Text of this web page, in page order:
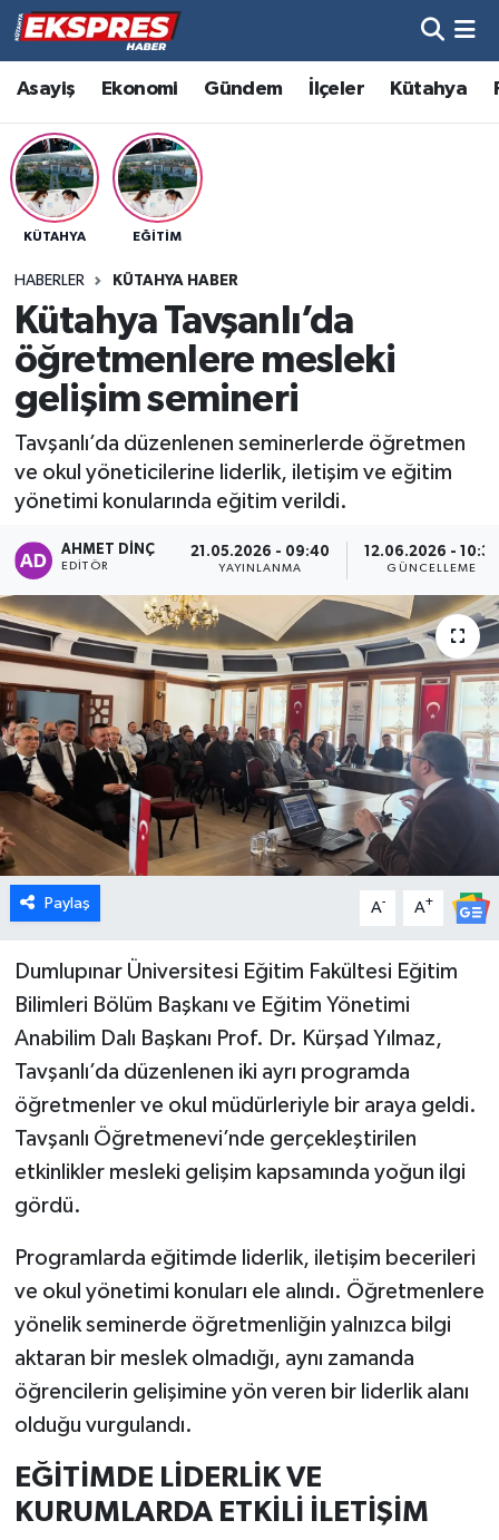
Asayiş Ekonomi Gündem İlçeler Kütahya
KÜTAHYA EĞITIM
HABERLER KÜTAHYA HABER
Kütahya Tavşanlı’da
öğretmenlere mesleki
gelişim semineri
Tavşanlı’da düzenlenen seminerlerde öğretmen
ve okul yöneticilerine liderlik, iletişim ve eğitim
yönetimi konularında eğitim verildi.
AHMET DINÇ
EDITÖR
21.05.2026 - 09:40
YAYINLANMA
12.06.2026 - 10:32
GÜNCELLEME
Paylaş A- A+
Dumlupınar Üniversitesi Eğitim Fakültesi Eğitim
Bilimleri Bölüm Başkanı ve Eğitim Yönetimi
Anabilim Dalı Başkanı Prof. Dr. Kürşad Yılmaz,
Tavşanlı’da düzenlenen iki ayrı programda
öğretmenler ve okul müdürleriyle bir araya geldi.
Tavşanlı Öğretmenevi’nde gerçekleştirilen
etkinlikler mesleki gelişim kapsamında yoğun ilgi
gördü.
Programlarda eğitimde liderlik, iletişim becerileri
ve okul yönetimi konuları ele alındı. Öğretmenlere
yönelik seminerde öğretmenliğin yalnızca bilgi
aktaran bir meslek olmadığı, aynı zamanda
öğrencilerin gelişimine yön veren bir liderlik alanı
olduğu vurgulandı.
EĞİTİMDE LİDERLİK VE
KURUMLARDA ETKİLİ İLETİŞİM
Altıntaş
Asayiş
Aslanapa
Bölge
Çavdarhisar
Dumlupınar
Dünya
Eğitim
Ekonomi
Emet
Foto Galeri
Gediz
Genel
Hisarcık
İlçeler
Köşe Yazıları
Kültür Sanat
Otomobil
Pazarlar
Resmi İlan
Hava Durumu
Trafik Durumu
Süper Lig Puan Durumu ve Fikstür
Son Dakika Haberleri
Haber Arşivi